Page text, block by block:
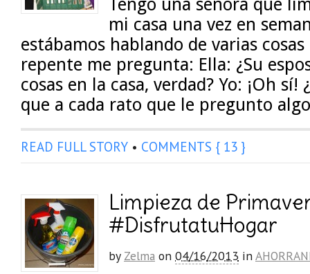
Tengo una señora que
mi casa una vez en
estábamos hablando de varias cosas
repente me pregunta: Ella: ¿Su
cosas en la casa, verdad? Yo: ¡Oh sí!
que a cada rato que le pregunto
READ FULL STORY • COMMENTS { 13 }
Limpieza de
#DisfrutatuHogar
by Zelma on 04/16/2013 in